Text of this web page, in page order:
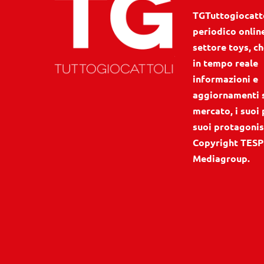
periodico
settore toys,
in tempo reale
informazioni e
aggiornamenti
mercato, i
suoi
Copyright
Mediagroup.